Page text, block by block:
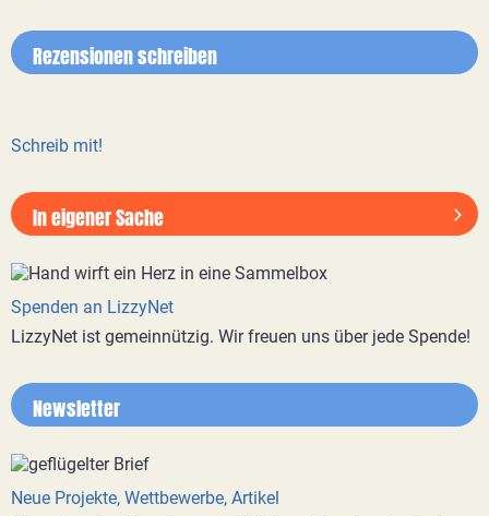
Rezensionen schreiben
Schreib mit!
In eigener Sache
Spenden an LizzyNet
LizzyNet ist gemeinnützig. Wir freuen uns über jede Spende!
Newsletter
Neue Projekte, Wettbewerbe, Artikel